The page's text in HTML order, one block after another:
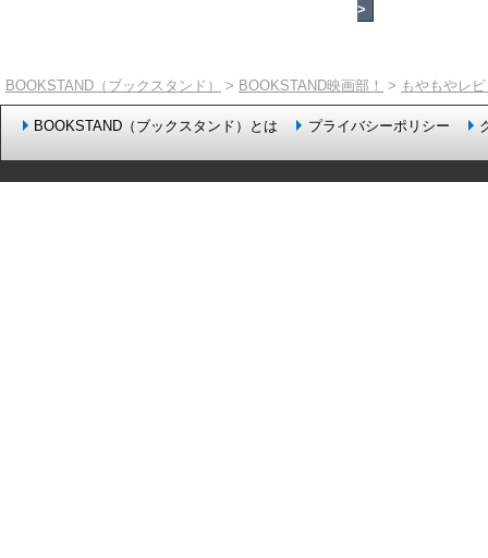
>
BOOKSTAND（ブックスタンド） > BOOKSTAND映画部！ > もやもやレ
BOOKSTAND（ブックスタンド）とは プライバシーポリシー